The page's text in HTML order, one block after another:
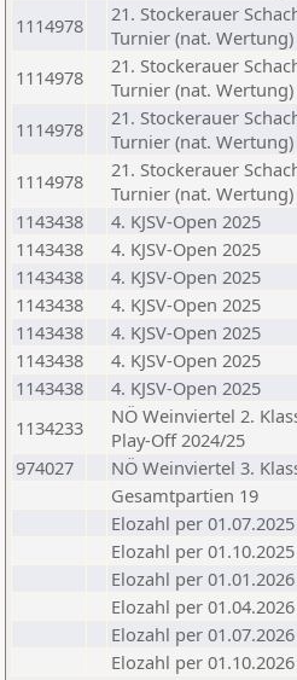
1114978
21. Stockerauer
Turnier (nat. Wertung)
1114978
21. Stockerauer
Turnier (nat. Wertung)
1114978
21. Stockerauer
Turnier (nat. Wertung)
1114978
21. Stockerauer
Turnier (nat. Wertung)
1143438
4. KJSV-Open 2025
1143438
4. KJSV-Open 2025
1143438
4. KJSV-Open 2025
1143438
4. KJSV-Open 2025
1143438
4. KJSV-Open 2025
1143438
4. KJSV-Open 2025
1143438
4. KJSV-Open 2025
1134233
NÖ Weinviertel 2.
Play-Off 2024/25
974027
NÖ Weinviertel 3.
Gesamtpartien 19
Elozahl per 01.07.2025
Elozahl per 01.10.2025
Elozahl per 01.01.2026
Elozahl per 01.04.2026
Elozahl per 01.07.2026
Elozahl per 01.10.2026